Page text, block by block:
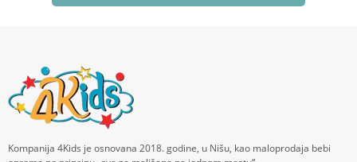
Kompanija 4Kids je osnovana 2018. godine, u Nišu, kao maloprodaja bebi